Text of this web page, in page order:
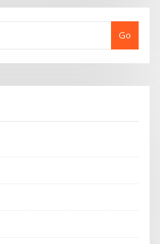
Go